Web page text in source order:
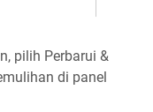
pilih Perbarui &
di panel